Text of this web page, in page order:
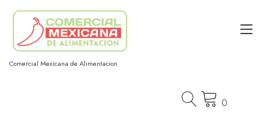
contenido
Comercial Mexicana de Alimentacion
0